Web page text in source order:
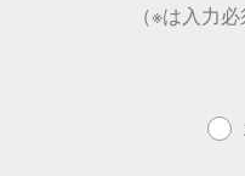
（※は入力